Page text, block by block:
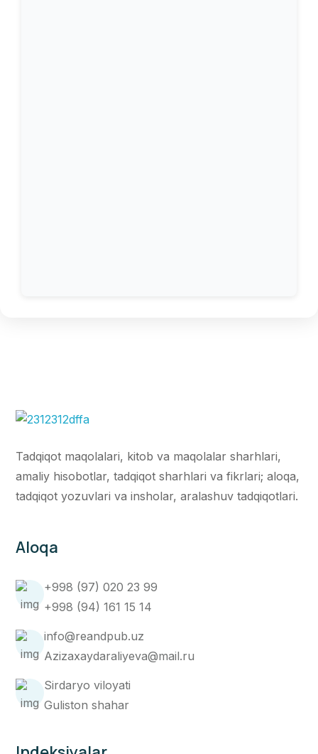
Tadqiqot maqolalari, kitob va maqolalar sharhlari,
amaliy hisobotlar, tadqiqot sharhlari va fikrlari; aloqa,
tadqiqot yozuvlari va insholar, aralashuv tadqiqotlari.
Aloqa
+998 (97) 020 23 99
+998 (94) 161 15 14
info@reandpub.uz
Azizaxaydaraliyeva@mail.ru
Sirdaryo viloyati
Guliston shahar